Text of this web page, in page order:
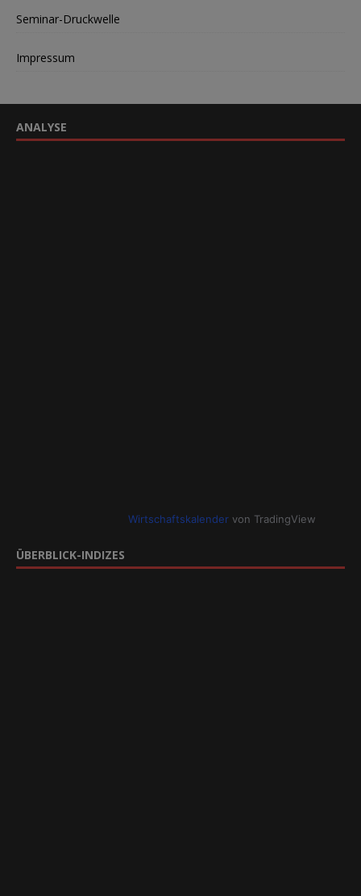
Seminar-Druckwelle
Impressum
ANALYSE
Wirtschaftskalendervon TradingView
ÜBERBLICK-INDIZES